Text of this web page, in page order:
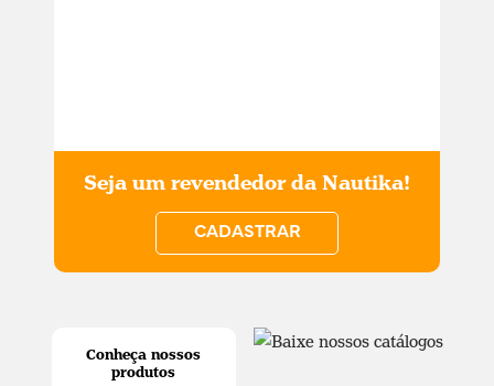
Conheça nossos
produtos
Seja um revendedor da Nautika!
CADASTRAR